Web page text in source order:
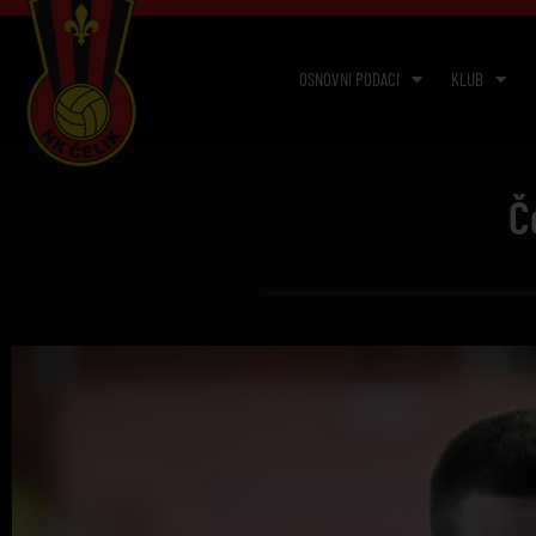
OSNOVNI PODACI KLUB